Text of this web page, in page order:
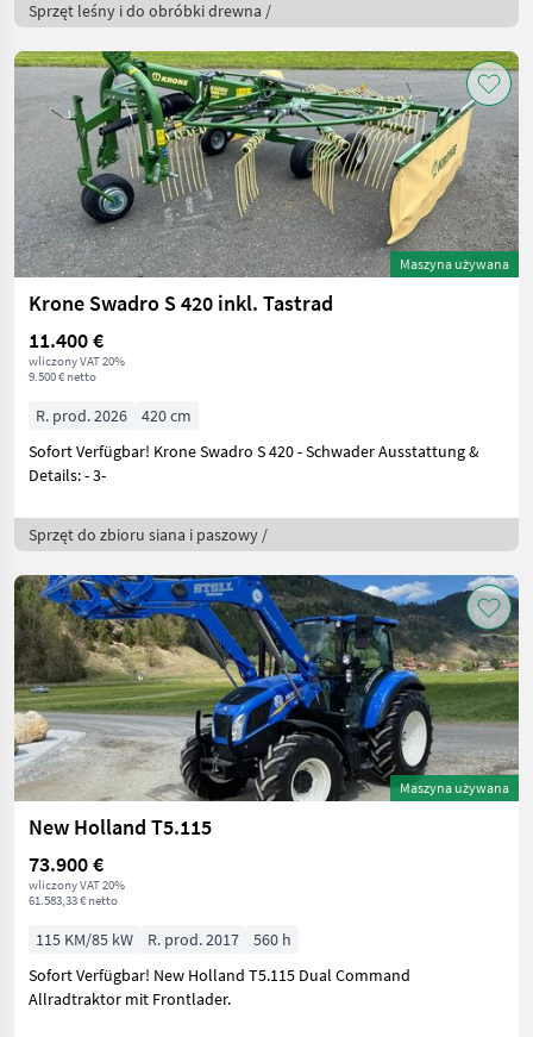
Sprzęt leśny i do obróbki drewna /
Maszyna używana
Krone Swadro S 420 inkl. Tastrad
11.400 €
wliczony VAT 20%
9.500 € netto
R. prod. 2026
420 cm
Sofort Verfügbar! Krone Swadro S 420 - Schwader Ausstattung &
Details: - 3-
Sprzęt do zbioru siana i paszowy /
Maszyna używana
New Holland T5.115
73.900 €
wliczony VAT 20%
61.583,33 € netto
115 KM/85 kW R. prod. 2017
560 h
Sofort Verfügbar! New Holland T5.115 Dual Command
Allradtraktor mit Frontlader.